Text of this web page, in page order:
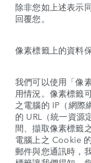
除非您如上述表示
回覆您。
像素標籤上的資料
我們可以使用「像
用情況。像素標籤
之電腦的 IP（網際
的 URL（統一資源
間、擷取像素標籤
電腦上之 Cookie
郵件與您通訊時，